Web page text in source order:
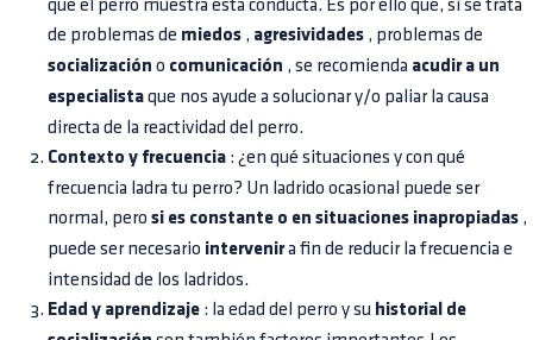
que el perro muestra esta conducta. Es por ello que, si se trata
de problemas de miedos , agresividades , problemas de
socialización o comunicación , se recomienda acudir a un
especialista que nos ayude a solucionar y/o paliar la causa
directa de la reactividad del perro.
Contexto y frecuencia : ¿en qué situaciones y con qué
frecuencia ladra tu perro? Un ladrido ocasional puede ser
normal, pero si es constante o en situaciones inapropiadas ,
puede ser necesario intervenira fin de reducir la frecuencia e
intensidad de los ladridos.
Edad y aprendizaje : la edad del perro y su historial de